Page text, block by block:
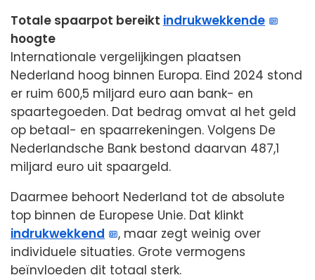
Totale spaarpot bereikt indrukwekkende
hoogte
Internationale vergelijkingen plaatsen
Nederland hoog binnen Europa. Eind 2024 stond
er ruim 600,5 miljard euro aan bank- en
spaartegoeden. Dat bedrag omvat al het geld
op betaal- en spaarrekeningen. Volgens De
Nederlandsche Bank bestond daarvan 487,1
miljard euro uit spaargeld.
Daarmee behoort Nederland tot de absolute
top binnen de Europese Unie. Dat klinkt
indrukwekkend
, maar zegt weinig over
individuele situaties. Grote vermogens
beïnvloeden dit totaal sterk.